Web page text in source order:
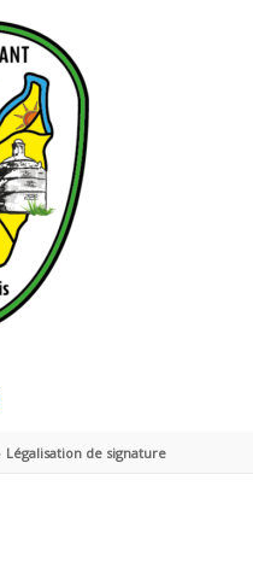
Légalisation de signature